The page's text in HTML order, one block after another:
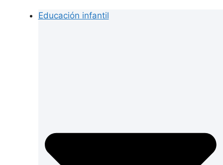
Educación infantil